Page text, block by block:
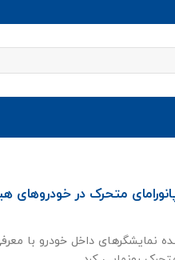
متحرک در خودروهای
نمایشگرهای داخل خودرو با